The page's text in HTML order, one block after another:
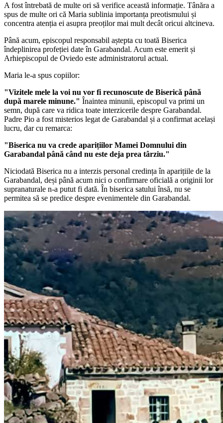
A fost întrebată de multe ori să verifice această informație. Tânăra a
spus de multe ori că Maria sublinia importanța preotismului și
concentra atenția ei asupra preoților mai mult decât oricui altcineva.
Până acum, episcopul responsabil aștepta cu toată Biserica
îndeplinirea profeției date în Garabandal. Acum este emerit și
Arhiepiscopul de Oviedo este administratorul actual.
Maria le-a spus copiilor:
"Vizitele mele la voi nu vor fi recunoscute de Biserică până
după marele minune." Înaintea minunii, episcopul va primi un
semn, după care va ridica toate interzicerile despre Garabandal.
Padre Pio a fost misterios legat de Garabandal și a confirmat același
lucru, dar cu remarca:
"Biserica nu va crede aparițiilor Mamei Domnului din
Garabandal până când nu este deja prea târziu."
Niciodată Biserica nu a interzis personal credința în aparițiile de la
Garabandal, deși până acum nici o confirmare oficială a originii lor
supranaturale n-a putut fi dată. În biserica satului însă, nu se
permitea să se predice despre evenimentele din Garabandal.